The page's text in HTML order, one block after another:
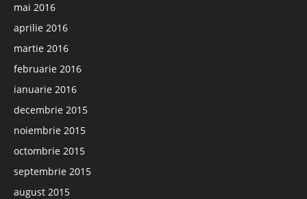
mai 2016
aprilie 2016
martie 2016
februarie 2016
ianuarie 2016
decembrie 2015
noiembrie 2015
octombrie 2015
septembrie 2015
august 2015